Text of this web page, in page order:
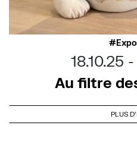
18.10.25
Au filtre
PLUS